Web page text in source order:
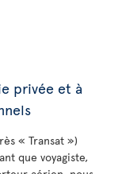
privée et à
« Transat »)
que voyagiste,